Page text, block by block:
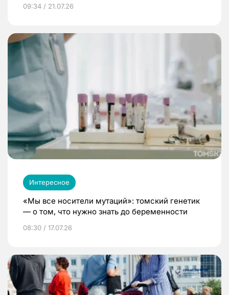
09:34 / 21.07.26
Интересное
«Мы все носители мутаций»: томский генетик
— о том, что нужно знать до беременности
08:30 / 17.07.26